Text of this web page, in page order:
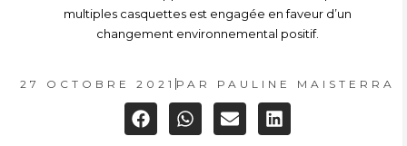
multiples casquettes est engagée en faveur d’un
changement environnemental positif.
27 OCTOBRE 2021 PAR PAULINE MAISTERRA